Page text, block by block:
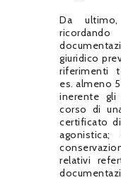
Da
giuridico
riferimenti
es. almeno
inerente
corso di
certificato
relativi